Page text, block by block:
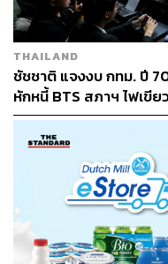
THAILAND
ชัชชาติ แจงงบ กทม. ปี
หักหนี้ BTS สภาฯ ไฟเขี
กต์ล่าช้า